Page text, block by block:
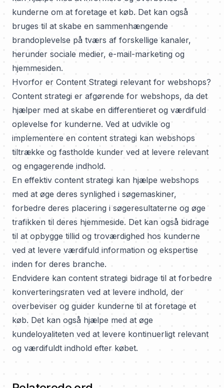
kunderne om at foretage et køb. Det kan også
bruges til at skabe en sammenhængende
brandoplevelse på tværs af forskellige kanaler,
herunder sociale medier, e-mail-marketing og
hjemmesiden.
Hvorfor er Content Strategi relevant for webshops?
Content strategi er afgørende for webshops, da det
hjælper med at skabe en differentieret og værdifuld
oplevelse for kunderne. Ved at udvikle og
implementere en content strategi kan webshops
tiltrække og fastholde kunder ved at levere relevant
og engagerende indhold.
En effektiv content strategi kan hjælpe webshops
med at øge deres synlighed i søgemaskiner,
forbedre deres placering i søgeresultaterne og øge
trafikken til deres hjemmeside. Det kan også bidrage
til at opbygge tillid og troværdighed hos kunderne
ved at levere værdifuld information og ekspertise
inden for deres branche.
Endvidere kan content strategi bidrage til at forbedre
konverteringsraten ved at levere indhold, der
overbeviser og guider kunderne til at foretage et
køb. Det kan også hjælpe med at øge
kundeloyaliteten ved at levere kontinuerligt relevant
og værdifuldt indhold efter købet.